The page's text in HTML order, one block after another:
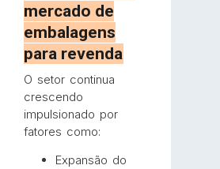
mercado de
embalagens
para revenda
O setor continua
crescendo
impulsionado por
fatores como:
Expansão do